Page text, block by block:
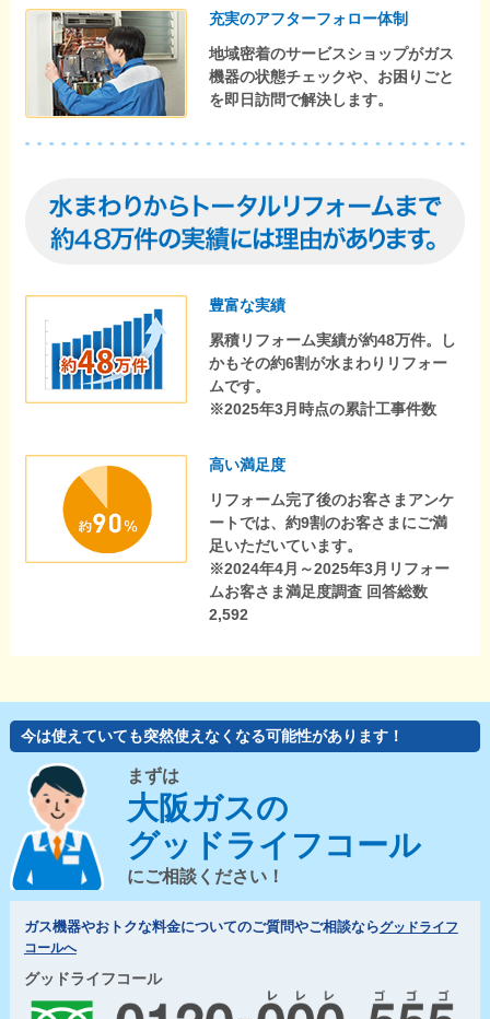
充実のアフターフォロー体制
地域密着のサービスショップがガス
機器の状態チェックや、お困りごと
を即日訪問で解決します。
豊富な実績
累積リフォーム実績が約48万件。し
かもその約6割が水まわりリフォー
ムです。
※2025年3月時点の累計工事件数
高い満足度
リフォーム完了後のお客さまアンケ
ートでは、約9割のお客さまにご満
足いただいています。
※2024年4月～2025年3月リフォー
ムお客さま満足度調査 回答総数
2,592
今は使えていても突然使えなくなる可能性があります！
まずは
大阪ガスの
グッドライフコール
にご相談ください！
ガス機器やおトクな料金についてのご質問やご相談ならグッドライフ
コールへ
グッドライフコール